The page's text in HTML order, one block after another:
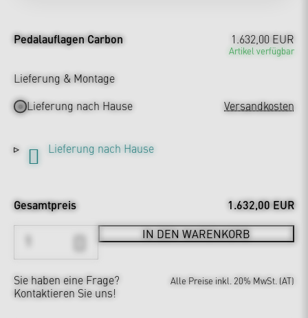
Pedalauflagen Carbon 1.632,00 EUR
Artikel verfügbar
Lieferung & Montage
Lieferung nach Hause
Versandkosten
Lieferung nach Hause
Gesamtpreis 1.632,00 EUR
IN DEN WARENKORB
Sie haben eine Frage?
Kontaktieren Sie uns!
Alle Preise inkl. 20% MwSt. (AT)